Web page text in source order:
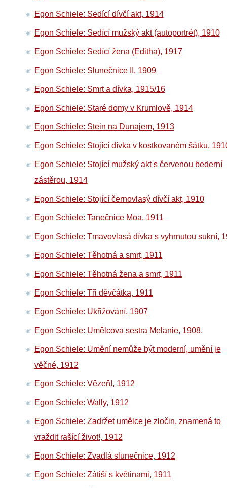
Egon Schiele: Sedící dívčí akt, 1914
Egon Schiele: Sedící mužský akt (autoportrét), 1910
Egon Schiele: Sedící žena (Editha), 1917
Egon Schiele: Slunečnice II, 1909
Egon Schiele: Smrt a dívka, 1915/16
Egon Schiele: Staré domy v Krumlově, 1914
Egon Schiele: Stein na Dunajem, 1913
Egon Schiele: Stojící dívka v kostkovaném šátku,
Egon Schiele: Stojící mužský akt s červenou bederní
zástěrou, 1914
Egon Schiele: Stojící černovlasý dívčí akt, 1910
Egon Schiele: Tanečnice Moa, 1911
Egon Schiele: Tmavovlasá dívka s vyhrnutou sukní,
Egon Schiele: Těhotná a smrt, 1911
Egon Schiele: Těhotná žena a smrt, 1911
Egon Schiele: Tři děvčátka, 1911
Egon Schiele: Ukřižování, 1907
Egon Schiele: Umělcova sestra Melanie, 1908.
Egon Schiele: Umění nemůže být moderní, umění je
věčné, 1912
Egon Schiele: Vězeň!, 1912
Egon Schiele: Wally, 1912
Egon Schiele: Zadržet umělce je zločin, znamená to
vraždit rašící život!, 1912
Egon Schiele: Zvadlá slunečnice, 1912
Egon Schiele: Zátiší s květinami, 1911